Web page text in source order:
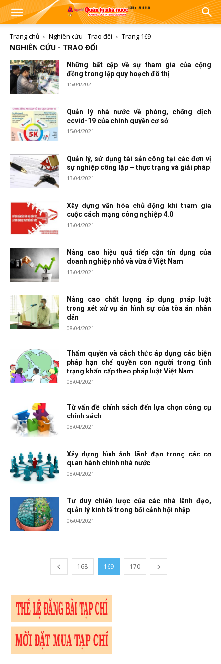
Trang chủ Nghiên cứu - Trao đổi
Trang 169
NGHIÊN CỨU - TRAO ĐỔI
Những bất cập về sự tham gia của cộng
đồng trong lập quy hoạch đô thị
15/04/2021
Quản lý nhà nước về phòng, chống dịch
covid-19 của chính quyền cơ sở
15/04/2021
Quản lý, sử dụng tài sản công tại các đơn vị
sự nghiệp công lập – thực trạng và giải pháp
13/04/2021
Xây dựng văn hóa chủ động khi tham gia
cuộc cách mạng công nghiệp 4.0
13/04/2021
Nâng cao hiệu quả tiếp cận tín dụng của
doanh nghiệp nhỏ và vừa ở Việt Nam
13/04/2021
Nâng cao chất lượng áp dụng pháp luật
trong xét xử vụ án hình sự của tòa án nhân
dân
08/04/2021
Thẩm quyền và cách thức áp dụng các biện
pháp hạn chế quyền con người trong tình
trạng khẩn cấp theo pháp luật Việt Nam
08/04/2021
Từ vấn đề chính sách đến lựa chọn công cụ
chính sách
08/04/2021
Xây dựng hình ảnh lãnh đạo trong các cơ
quan hành chính nhà nước
08/04/2021
Tư duy chiến lược của các nhà lãnh đạo,
quản lý kinh tế trong bối cảnh hội nhập
06/04/2021
168 169 170